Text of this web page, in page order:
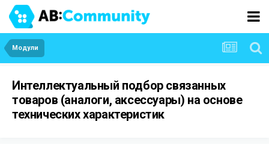
Модули
Интеллектуальный подбор связанных
товаров (аналоги, аксессуары) на основе
технических характеристик